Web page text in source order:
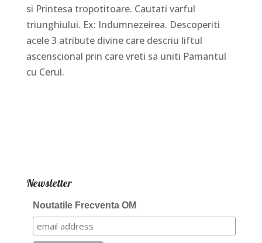
si Printesa tropotitoare. Cautati varful
triunghiului. Ex: Indumnezeirea. Descoperiti
acele 3 atribute divine care descriu liftul
ascenscional prin care vreti sa uniti Pamantul
cu Cerul.
Newsletter
Noutatile Frecventa OM